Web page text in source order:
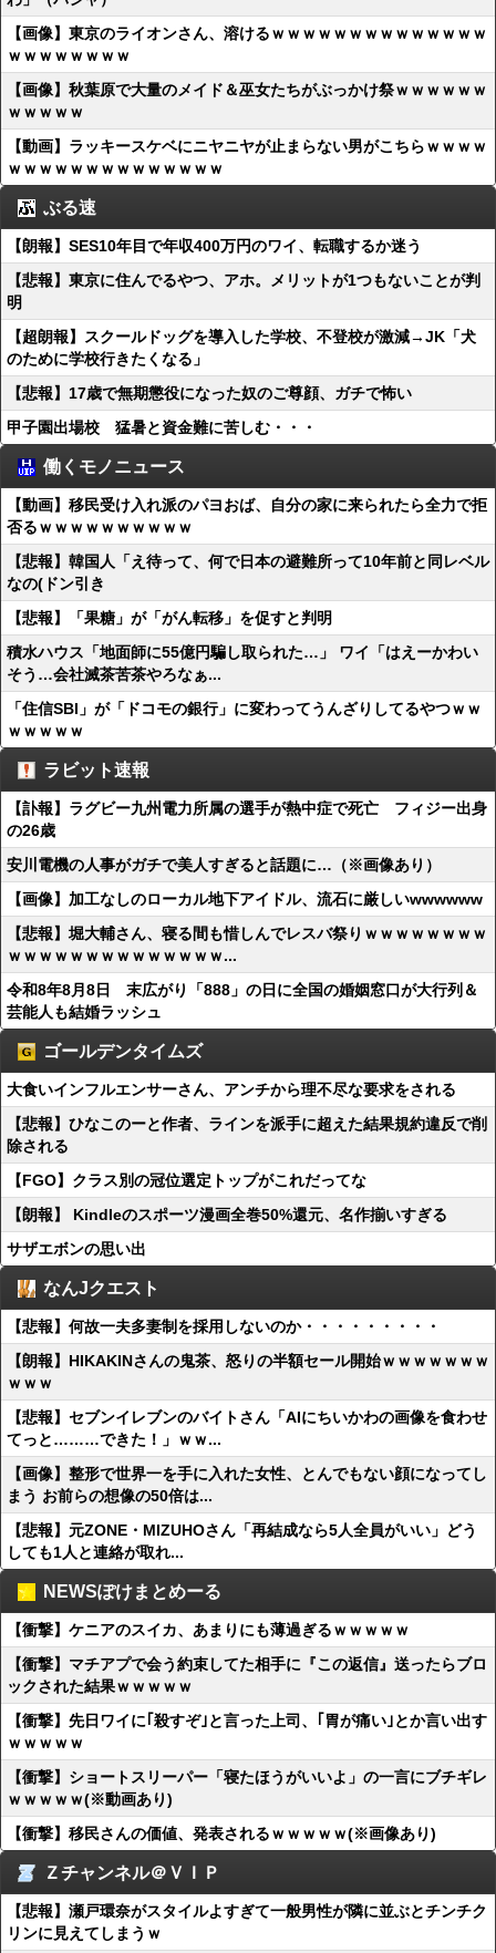
【画像】東京のライオンさん、溶けるｗｗｗｗｗｗｗｗｗｗｗｗｗｗ
ｗｗｗｗｗｗｗｗ
【画像】秋葉原で大量のメイド＆巫女たちがぶっかけ祭ｗｗｗｗｗｗ
ｗｗｗｗｗ
【動画】ラッキースケベにニヤニヤが止まらない男がこちらｗｗｗｗ
ｗｗｗｗｗｗｗｗｗｗｗｗｗｗ
ぶる速
【朗報】SES10年目で年収400万円のワイ、転職するか迷う
【悲報】東京に住んでるやつ、アホ。メリットが1つもないことが判
明
【超朗報】スクールドッグを導入した学校、不登校が激減→JK「犬
のために学校行きたくなる」
【悲報】17歳で無期懲役になった奴のご尊顔、ガチで怖い
甲子園出場校 猛暑と資金難に苦しむ・・・
働くモノニュース
【動画】移民受け入れ派のパヨおば、自分の家に来られたら全力で拒
否るｗｗｗｗｗｗｗｗｗｗ
【悲報】韓国人「え待って、何で日本の避難所って10年前と同レベル
なの(ドン引き
【悲報】「果糖」が「がん転移」を促すと判明
積水ハウス「地面師に55億円騙し取られた…」 ワイ「はえーかわい
そう…会社滅茶苦茶やろなぁ...
「住信SBI」が「ドコモの銀行」に変わってうんざりしてるやつｗｗ
ｗｗｗｗｗ
ラビット速報
【訃報】ラグビー九州電力所属の選手が熱中症で死亡 フィジー出身
の26歳
安川電機の人事がガチで美人すぎると話題に…（※画像あり）
【画像】加工なしのローカル地下アイドル、流石に厳しいwwwwww
【悲報】堀大輔さん、寝る間も惜しんでレスバ祭りｗｗｗｗｗｗｗｗ
ｗｗｗｗｗｗｗｗｗｗｗｗｗｗ...
令和8年8月8日 末広がり「888」の日に全国の婚姻窓口が大行列＆
芸能人も結婚ラッシュ
ゴールデンタイムズ
大食いインフルエンサーさん、アンチから理不尽な要求をされる
【悲報】ひなこのーと作者、ラインを派手に超えた結果規約違反で削
除される
【FGO】クラス別の冠位選定トップがこれだってな
【朗報】 Kindleのスポーツ漫画全巻50%還元、名作揃いすぎる
サザエボンの思い出
なんJクエスト
【悲報】何故一夫多妻制を採用しないのか・・・・・・・・・
【朗報】HIKAKINさんの鬼茶、怒りの半額セール開始ｗｗｗｗｗｗｗ
ｗｗｗ
【悲報】セブンイレブンのバイトさん「AIにちいかわの画像を食わせ
てっと………できた！」ｗｗ...
【画像】整形で世界一を手に入れた女性、とんでもない顔になってし
まう お前らの想像の50倍は...
【悲報】元ZONE・MIZUHOさん「再結成なら5人全員がいい」どう
しても1人と連絡が取れ...
NEWSぽけまとめーる
【衝撃】ケニアのスイカ、あまりにも薄過ぎるｗｗｗｗｗ
【衝撃】マチアプで会う約束してた相手に『この返信』送ったらブロ
ックされた結果ｗｗｗｗｗ
【衝撃】先日ワイに｢殺すぞ｣と言った上司、｢胃が痛い｣とか言い出す
ｗｗｗｗｗ
【衝撃】ショートスリーパー「寝たほうがいいよ」の一言にブチギレ
ｗｗｗｗｗ(※動画あり)
【衝撃】移民さんの価値、発表されるｗｗｗｗｗ(※画像あり)
Ｚチャンネル＠ＶＩＰ
【悲報】瀬戸環奈がスタイルよすぎて一般男性が隣に並ぶとチンチク
リンに見えてしまうｗ